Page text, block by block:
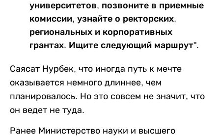
университетов, позвоните в приемные
комиссии, узнайте о ректорских,
региональных и корпоративных
грантах. Ищите следующий маршрут".
Саясат Нурбек, что иногда путь к мечте
оказывается немного длиннее, чем
планировалось. Но это совсем не значит, что
он ведет не туда.
Ранее Министерство науки и высшего